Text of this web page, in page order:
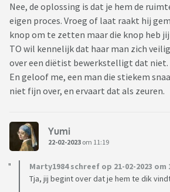
Nee, de oplossing is dat je hem de
eigen proces. Vroeg of laat raakt hij
knop om te zetten maar die knop heb
TO wil kennelijk dat haar man zich
over een diëtist bewerkstelligt dat niet.
En geloof me, een man die stiekem
niet fijn over, en ervaart dat als zeuren.
Yumi
22-02-2023 om 11:19
Marty1984 schreef op 21-02-2023 om
Tja, jij begint over dat je hem te dik